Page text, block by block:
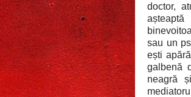
doctor,
sau un
ești
galbenă
neagră